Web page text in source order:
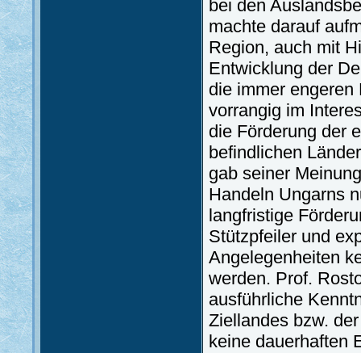
bei den
machte darauf
Region, auch mit
Entwicklung der
die immer
vorrangig im
die Förderung der
befindlichen
gab seiner
Handeln Ungarns
langfristige
Stützpfeiler und
Angelegenheiten
werden. Prof.
ausführliche
Ziellandes bzw.
keine dauerhaften